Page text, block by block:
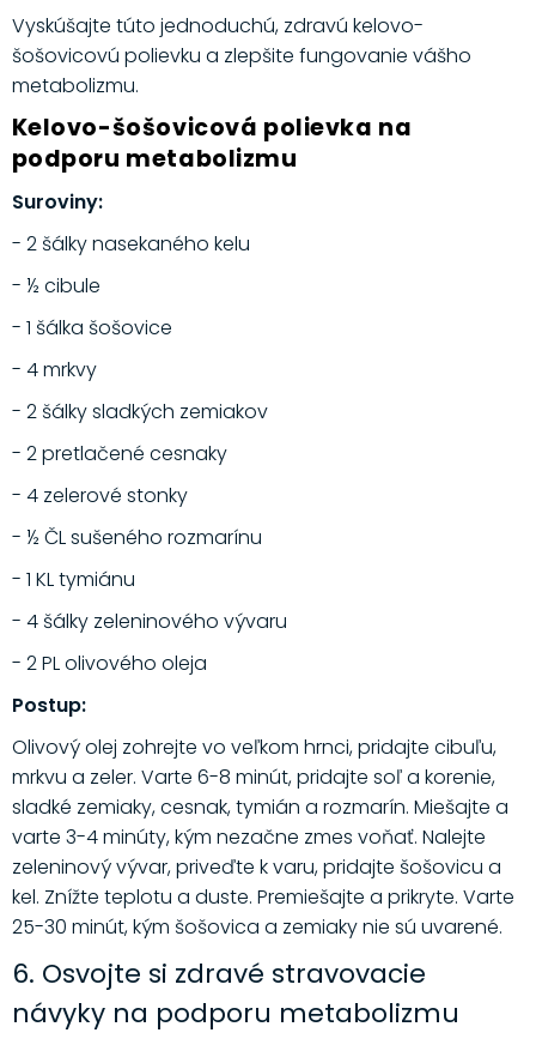
Vyskúšajte túto jednoduchú, zdravú kelovo-
šošovicovú polievku a zlepšite fungovanie vášho
metabolizmu.
Kelovo-šošovicová polievka na
podporu metabolizmu
Suroviny:
- 2 šálky nasekaného kelu
- ½ cibule
- 1 šálka šošovice
- 4 mrkvy
- 2 šálky sladkých zemiakov
- 2 pretlačené cesnaky
- 4 zelerové stonky
- ½ ČL sušeného rozmarínu
- 1 KL tymiánu
- 4 šálky zeleninového vývaru
- 2 PL olivového oleja
Postup:
Olivový olej zohrejte vo veľkom hrnci, pridajte cibuľu,
mrkvu a zeler. Varte 6-8 minút, pridajte soľ a korenie,
sladké zemiaky, cesnak, tymián a rozmarín. Miešajte a
varte 3-4 minúty, kým nezačne zmes voňať. Nalejte
zeleninový vývar, priveďte k varu, pridajte šošovicu a
kel. Znížte teplotu a duste. Premiešajte a prikryte. Varte
25-30 minút, kým šošovica a zemiaky nie sú uvarené.
6. Osvojte si zdravé stravovacie
návyky na podporu metabolizmu